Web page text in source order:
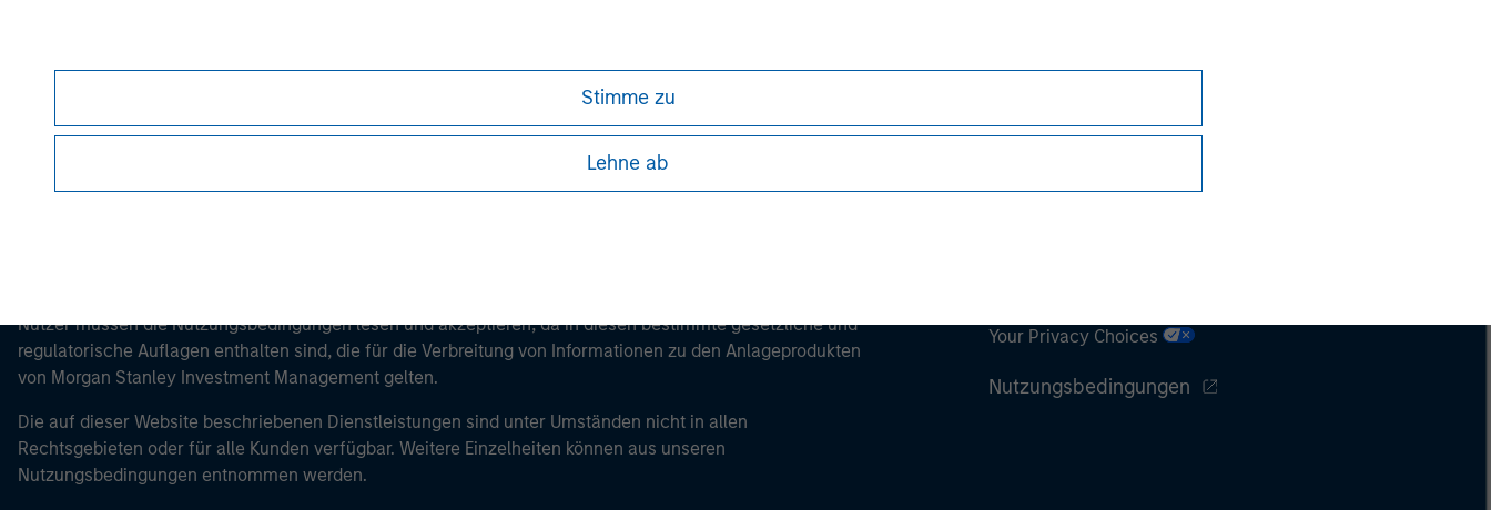
Stimme zu
Lehne ab
Morgan Stanley Careers
Nutzer müssen die Nutzungsbedingungen lesen und akzeptieren, da in diesen bestimmte gesetzliche und
regulatorische Auflagen enthalten sind, die für die Verbreitung von Informationen zu den Anlageprodukten
von Morgan Stanley Investment Management gelten.
Die auf dieser Website beschriebenen Dienstleistungen sind unter Umständen nicht in allen
Rechtsgebieten oder für alle Kunden verfügbar. Weitere Einzelheiten können aus unseren
Nutzungsbedingungen entnommen werden.
Your Privacy Choices
Nutzungsbedingungen